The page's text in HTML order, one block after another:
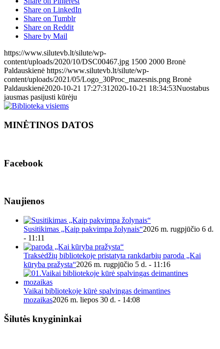
Share on LinkedIn
Share on Tumblr
Share on Reddit
Share by Mail
https://www.silutevb.lt/silute/wp-
content/uploads/2020/10/DSC00467.jpg 1500 2000 Bronė
Paldauskienė https://www.silutevb.lt/silute/wp-
content/uploads/2021/05/Logo_30Proc_mazesnis.png Bronė
Paldauskienė2020-10-21 17:27:312020-10-21 18:34:53Nuostabus
jausmas pasijusti kūrėju
MINĖTINOS DATOS
Facebook
Naujienos
Susitikimas „Kaip pakvimpa žolynais“2026 m. rugpjūčio 6 d.
- 11:11
Traksėdžių bibliotekoje pristatyta rankdarbių paroda „Kai
kūryba pražysta“2026 m. rugpjūčio 5 d. - 11:16
Vaikai bibliotekoje kūrė spalvingas deimantines
mozaikas2026 m. liepos 30 d. - 14:08
Šilutės knygininkai